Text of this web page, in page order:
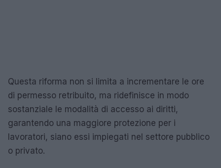
Questa riforma non si limita a incrementare le ore
di permesso retribuito, ma ridefinisce in modo
sostanziale le modalità di accesso ai diritti,
garantendo una maggiore protezione per i
lavoratori, siano essi impiegati nel settore pubblico
o privato.